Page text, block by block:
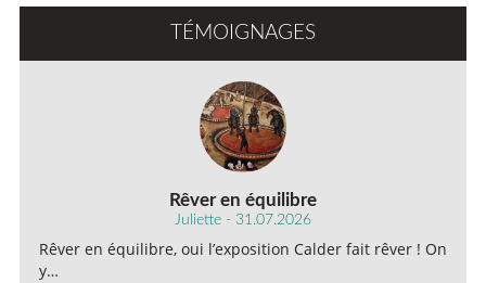
TÉMOIGNAGES
Rêver en équilibre
Juliette - 31.07.2026
Rêver en équilibre, oui l’exposition Calder fait rêver ! On
y…